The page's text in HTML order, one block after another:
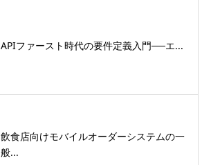
APIファースト時代の要件定義入門──エ...
飲食店向けモバイルオーダーシステムの一
般...